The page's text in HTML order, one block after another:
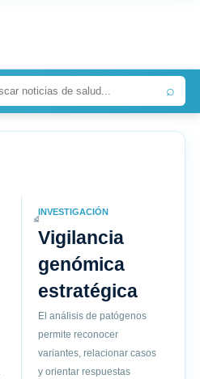
⌕
INVESTIGACIÓN
Vigilancia
genómica
estratégica
El análisis de patógenos
permite reconocer
variantes, relacionar casos
y orientar respuestas